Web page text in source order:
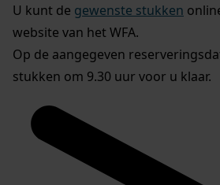
U kunt de gewenste stukken
website van het WFA.
Op de aangegeven
stukken om 9.30 uur voor u klaar.